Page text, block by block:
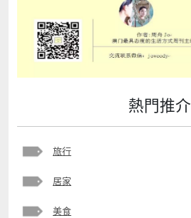
熱門推介
旅行
居家
美食